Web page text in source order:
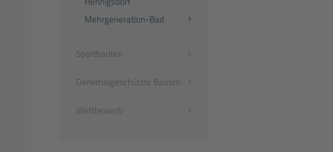
Mehrgeneration-Bad
Sportbauten
Denkmalgeschützte Bauten
Wettbewerb